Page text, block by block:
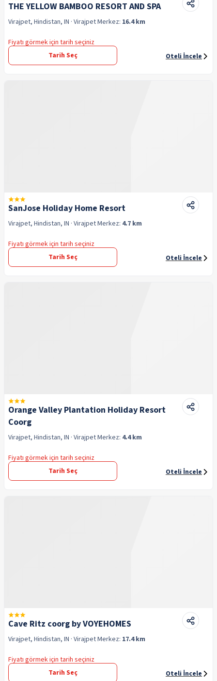
THE YELLOW BAMBOO RESORT AND SPA
Virajpet, Hindistan, IN · VirajpetMerkez: 16.4 km
Fiyatı görmek için tarih seçiniz
Tarih Seç
Oteli İncele
SanJose Holiday Home Resort
Virajpet, Hindistan, IN · VirajpetMerkez: 4.7 km
Fiyatı görmek için tarih seçiniz
Tarih Seç
Oteli İncele
Orange Valley Plantation Holiday Resort
Coorg
Virajpet, Hindistan, IN · VirajpetMerkez: 4.4 km
Fiyatı görmek için tarih seçiniz
Tarih Seç
Oteli İncele
Cave Ritz coorg by VOYEHOMES
Virajpet, Hindistan, IN · VirajpetMerkez: 17.4 km
Fiyatı görmek için tarih seçiniz
Tarih Seç
Oteli İncele